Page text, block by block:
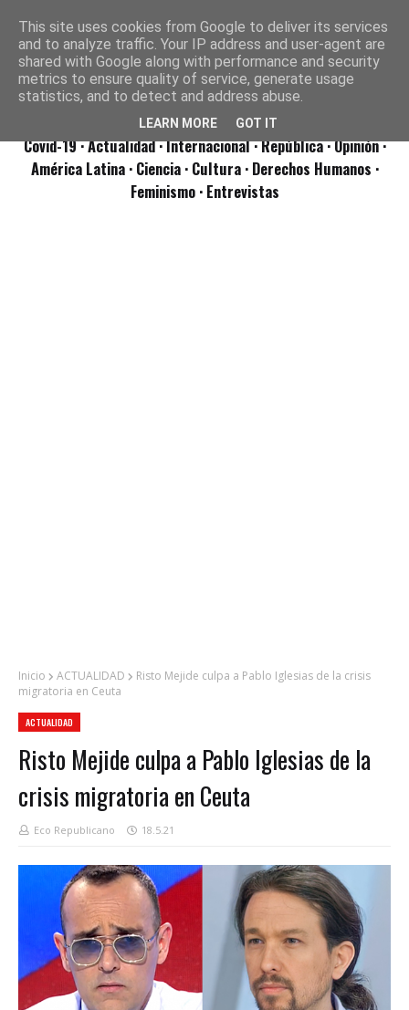
Covid-19· Actualidad· Internacional· República· Opinión·
América Latina · Ciencia · Cultura · Derechos Humanos ·
Feminismo · Entrevistas
Inicio ACTUALIDAD
Risto Mejide culpa a Pablo Iglesias de la crisis
migratoria en Ceuta
ACTUALIDAD
Risto Mejide culpa a Pablo Iglesias de la
crisis migratoria en Ceuta
Eco Republicano 18.5.21
This site uses cookies from Google to deliver its services
and to analyze traffic. Your IP address and user-agent are
shared with Google along with performance and security
metrics to ensure quality of service, generate usage
statistics, and to detect and address abuse.
LEARN MORE GOT IT